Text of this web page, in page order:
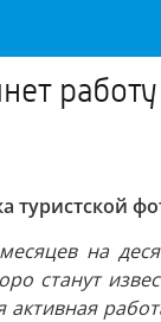
туристской
на
станут